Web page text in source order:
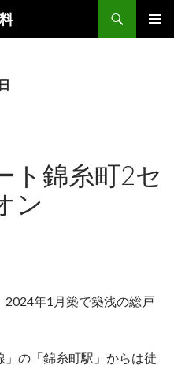
ト錦糸町2セ
ン
年1月築で築浅の総戸
の「錦糸町駅」からは徒